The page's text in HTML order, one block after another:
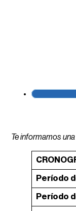
Te informamos
Período
Período